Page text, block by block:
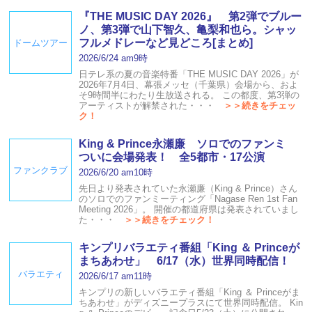
ドームツアー
『THE MUSIC DAY 2026』 第2弾でブルー
ノ、第3弾で山下智久、亀梨和也ら。シャッ
フルメドレーなど見どころ[まとめ]
2026/6/24 am9時
日テレ系の夏の音楽特番「THE MUSIC DAY 2026」が
2026年7月4日、幕張メッセ（千葉県）会場から、およ
そ9時間半にわたり生放送される。 この都度、第3弾の
アーティストが解禁された・・・
＞＞続きをチェッ
ク！
ファンクラブ
King & Prince永瀬廉 ソロでのファンミ
ついに会場発表！ 全5都市・17公演
2026/6/20 am10時
先日より発表されていた永瀬廉（King & Prince）さん
のソロでのファンミーティング「Nagase Ren 1st Fan
Meeting 2026」。 開催の都道府県は発表されていまし
た・・・
＞＞続きをチェック！
バラエティ
キンプリバラエティ番組「King ＆ Princeが
まちあわせ」 6/17（水）世界同時配信！
2026/6/17 am11時
キンプリの新しいバラエティ番組「King ＆ Princeがま
ちあわせ」がディズニープラスにて世界同時配信。 Kin